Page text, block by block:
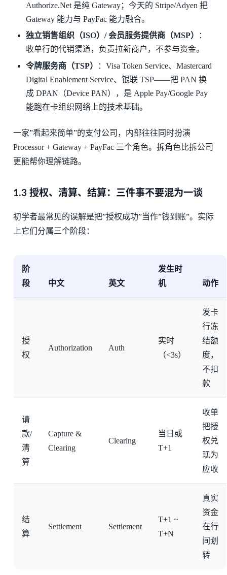
Authorize.Net 是纯 Gateway；今天的 Stripe/Adyen 把
Gateway 能力与 PayFac 能力融合。
独立销售组织（ISO）/ 会员服务提供商（MSP）
：
收单行的代销渠道，负责拉新商户，不参与资金。
令牌服务商（TSP）
：Visa Token Service、Mastercard
Digital Enablement Service、银联 TSP——把 PAN 换
成 DPAN（Device PAN），是 Apple Pay/Google Pay
能跑在卡组织网络上的技术基础。
一家”看起来简单”的支付公司，内部往往同时扮演
Processor + Gateway + PayFac 三个角色。拆角色比拆公司
更能帮你理解链路。
1.3 授权、清算、结算：三件事不要混为一谈
初学者最常见的误解是把”授权成功”当作”钱到账”。实际
上它们分属三个阶段：
阶
段
中文 英文
发生时
机
动作
授
权
Authorization Auth
实时
（<3s）
发卡
行冻
结额
度，
不扣
款
请
款/
清
算
Capture &
Clearing
Clearing
当日或
T+1
收单
把授
权兑
现为
应收
结
算
Settlement Settlement
T+1 ~
T+N
真实
资金
在行
间划
转